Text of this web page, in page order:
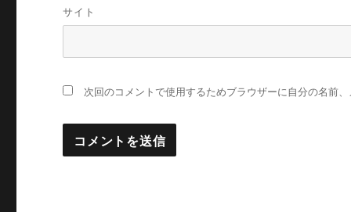
サイト
次回のコメントで使用するためブラウザーに自分の名前